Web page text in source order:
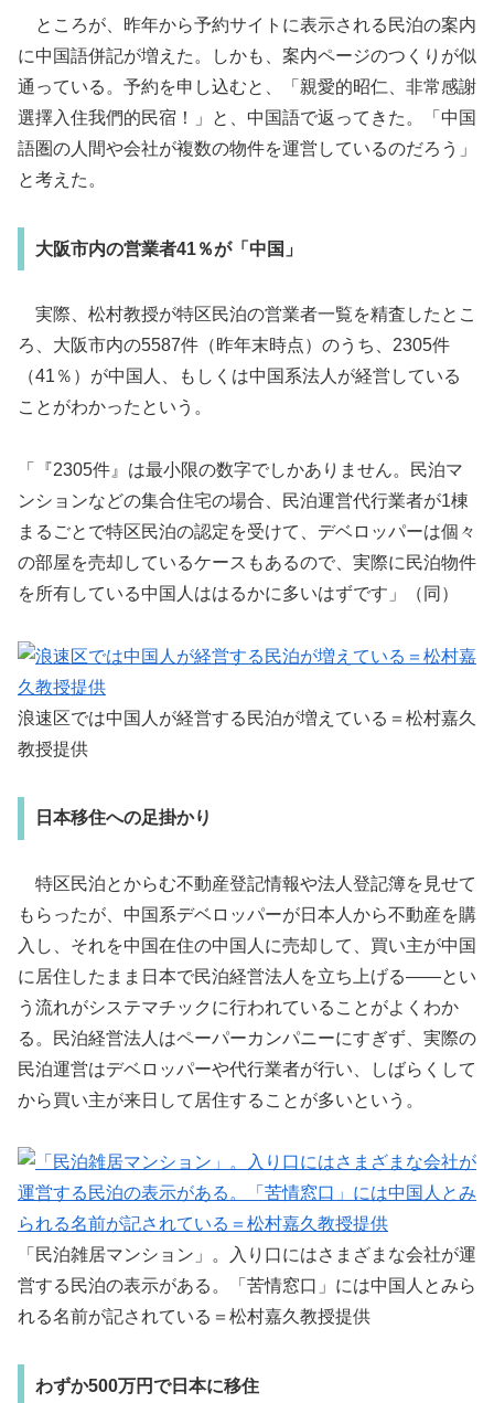
ところが、昨年から予約サイトに表示される民泊の案内
に中国語併記が増えた。しかも、案内ページのつくりが似
通っている。予約を申し込むと、「親愛的昭仁、非常感謝
選擇入住我們的民宿！」と、中国語で返ってきた。「中国
語圏の人間や会社が複数の物件を運営しているのだろう」
と考えた。
大阪市内の営業者41％が「中国」
実際、松村教授が特区民泊の営業者一覧を精査したとこ
ろ、大阪市内の5587件（昨年末時点）のうち、2305件
（41％）が中国人、もしくは中国系法人が経営している
ことがわかったという。
「『2305件』は最小限の数字でしかありません。民泊マ
ンションなどの集合住宅の場合、民泊運営代行業者が1棟
まるごとで特区民泊の認定を受けて、デベロッパーは個々
の部屋を売却しているケースもあるので、実際に民泊物件
を所有している中国人ははるかに多いはずです」（同）
浪速区では中国人が経営する民泊が増えている＝松村嘉久
教授提供
日本移住への足掛かり
特区民泊とからむ不動産登記情報や法人登記簿を見せて
もらったが、中国系デベロッパーが日本人から不動産を購
入し、それを中国在住の中国人に売却して、買い主が中国
に居住したまま日本で民泊経営法人を立ち上げる――とい
う流れがシステマチックに行われていることがよくわか
る。民泊経営法人はペーパーカンパニーにすぎず、実際の
民泊運営はデベロッパーや代行業者が行い、しばらくして
から買い主が来日して居住することが多いという。
「民泊雑居マンション」。入り口にはさまざまな会社が運
営する民泊の表示がある。「苦情窓口」には中国人とみら
れる名前が記されている＝松村嘉久教授提供
わずか500万円で日本に移住